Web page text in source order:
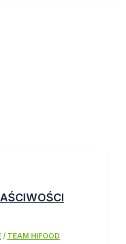
/ TEAM HiFOOD